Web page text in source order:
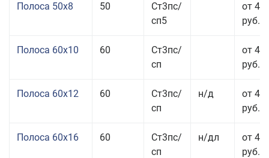
Полоса 50x8 50
Ст3пс/
сп5
от 43
руб.
Полоса 60x10 60
Ст3пс/
сп
от 42
руб.
Полоса 60x12 60
Ст3пс/
сп
н/д
от 46
руб.
Полоса 60x16 60
Ст3пс/
сп
н/дл
от 48
руб.